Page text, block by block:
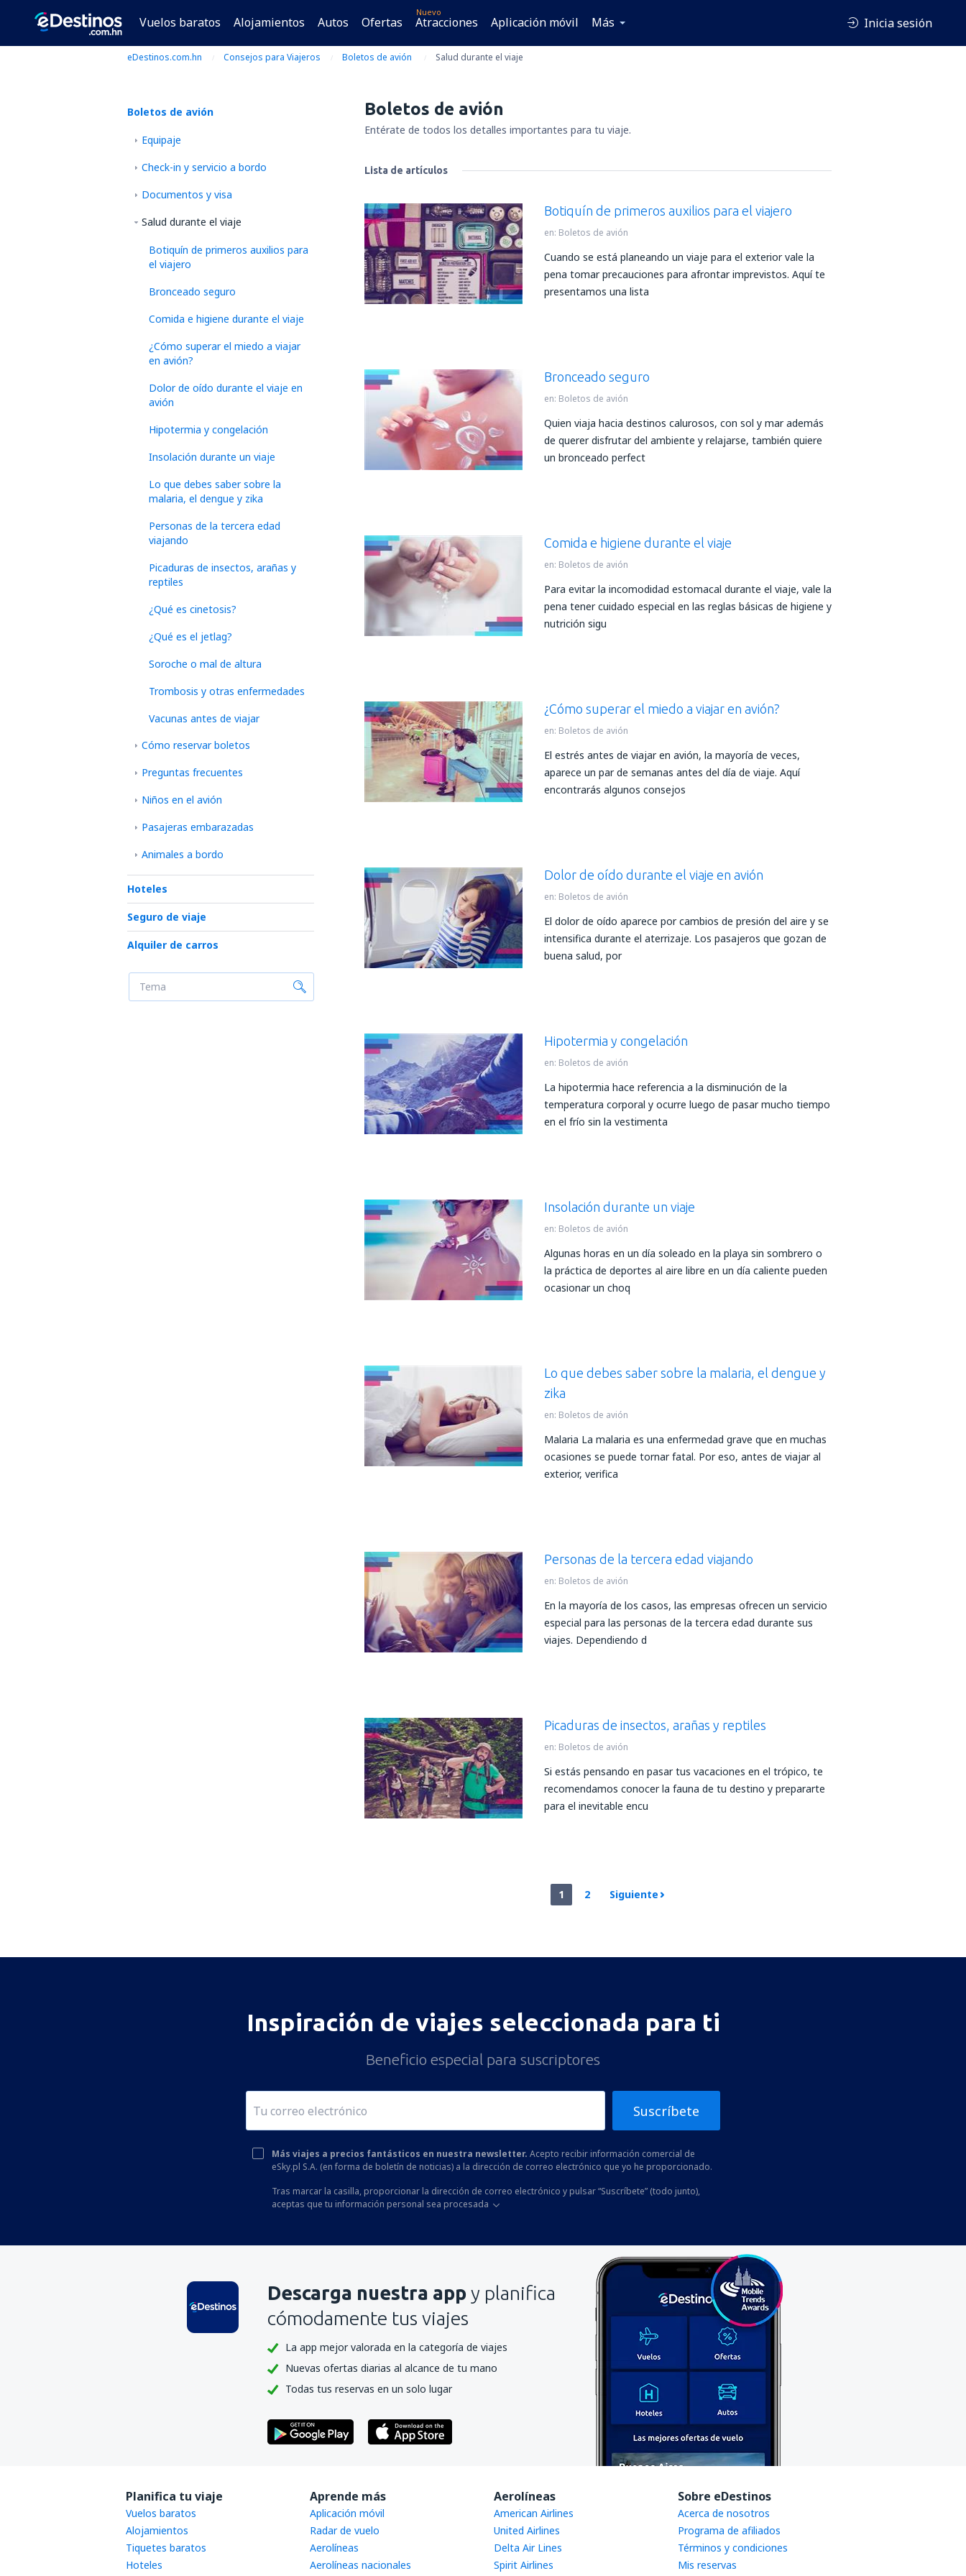
Vuelos baratos Alojamientos Autos Ofertas
Nuevo
Atracciones Aplicación móvil Más Inicia sesión
eDestinos.com.hn Consejos para Viajeros Boletos de avión Salud durante el viaje
Boletos de avión
Equipaje
Check-in y servicio a bordo
Documentos y visa
Salud durante el viaje
Botiquín de primeros auxilios para
el viajero
Bronceado seguro
Comida e higiene durante el viaje
¿Cómo superar el miedo a viajar
en avión?
Dolor de oído durante el viaje en
avión
Hipotermia y congelación
Insolación durante un viaje
Lo que debes saber sobre la
malaria, el dengue y zika
Personas de la tercera edad
viajando
Picaduras de insectos, arañas y
reptiles
¿Qué es cinetosis?
¿Qué es el jetlag?
Soroche o mal de altura
Trombosis y otras enfermedades
Vacunas antes de viajar
Cómo reservar boletos
Preguntas frecuentes
Niños en el avión
Pasajeras embarazadas
Animales a bordo
Hoteles
Seguro de viaje
Alquiler de carros
Boletos de avión
Entérate de todos los detalles importantes para tu viaje.
Lista de artículos
Botiquín de primeros auxilios para el viajero
en: Boletos de avión
Cuando se está planeando un viaje para el exterior vale la
pena tomar precauciones para afrontar imprevistos. Aquí te
presentamos una lista
Bronceado seguro
en: Boletos de avión
Quien viaja hacia destinos calurosos, con sol y mar además
de querer disfrutar del ambiente y relajarse, también quiere
un bronceado perfect
Comida e higiene durante el viaje
en: Boletos de avión
Para evitar la incomodidad estomacal durante el viaje, vale la
pena tener cuidado especial en las reglas básicas de higiene y
nutrición sigu
¿Cómo superar el miedo a viajar en avión?
en: Boletos de avión
El estrés antes de viajar en avión, la mayoría de veces,
aparece un par de semanas antes del día de viaje. Aquí
encontrarás algunos consejos
Dolor de oído durante el viaje en avión
en: Boletos de avión
El dolor de oído aparece por cambios de presión del aire y se
intensifica durante el aterrizaje. Los pasajeros que gozan de
buena salud, por
Hipotermia y congelación
en: Boletos de avión
La hipotermia hace referencia a la disminución de la
temperatura corporal y ocurre luego de pasar mucho tiempo
en el frío sin la vestimenta
Insolación durante un viaje
en: Boletos de avión
Algunas horas en un día soleado en la playa sin sombrero o
la práctica de deportes al aire libre en un día caliente pueden
ocasionar un choq
Lo que debes saber sobre la malaria, el dengue y
zika
en: Boletos de avión
Malaria La malaria es una enfermedad grave que en muchas
ocasiones se puede tornar fatal. Por eso, antes de viajar al
exterior, verifica
Personas de la tercera edad viajando
en: Boletos de avión
En la mayoría de los casos, las empresas ofrecen un servicio
especial para las personas de la tercera edad durante sus
viajes. Dependiendo d
Picaduras de insectos, arañas y reptiles
en: Boletos de avión
Si estás pensando en pasar tus vacaciones en el trópico, te
recomendamos conocer la fauna de tu destino y prepararte
para el inevitable encu
1 2 Siguiente
Inspiración de viajes seleccionada para ti
Beneficio especial para suscriptores
Suscríbete
Más viajes a precios fantásticos en nuestra newsletter. Acepto recibir información comercial de
eSky.pl S.A. (en forma de boletín de noticias) a la dirección de correo electrónico que yo he proporcionado.
Tras marcar la casilla, proporcionar la dirección de correo electrónico y pulsar “Suscríbete” (todo junto),
aceptas que tu información personal sea procesada
Descarga nuestra app y planifica
cómodamente tus viajes
La app mejor valorada en la categoría de viajes
Nuevas ofertas diarias al alcance de tu mano
Todas tus reservas en un solo lugar
Planifica tu viaje
Vuelos baratos
Alojamientos
Tiquetes baratos
Hoteles
Aprende más
Aplicación móvil
Radar de vuelo
Aerolíneas
Aerolíneas nacionales
Aerolíneas
American Airlines
United Airlines
Delta Air Lines
Spirit Airlines
Sobre eDestinos
Acerca de nosotros
Programa de afiliados
Términos y condiciones
Mis reservas